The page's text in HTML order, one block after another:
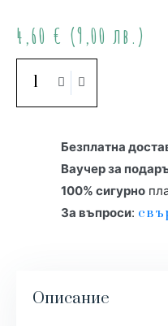
4,60 € (9,00 лв.)
Безплатна
Ваучер за
100% сигурно
За въпроси:
Описание